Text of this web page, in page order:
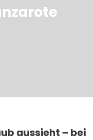
aussieht – bei